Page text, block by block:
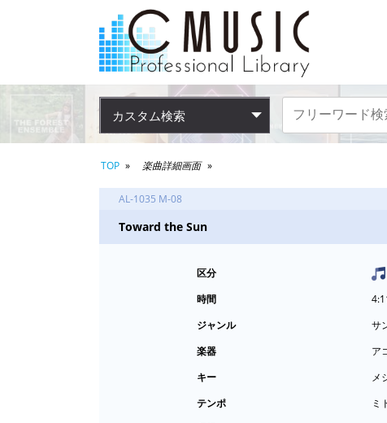
カスタム検索
TOP 楽曲詳細画面
AL-1035 M-08
Toward the Sun
区分
時間
ジャンル
サ
楽器
ア
キー
メ
テンポ
ミ